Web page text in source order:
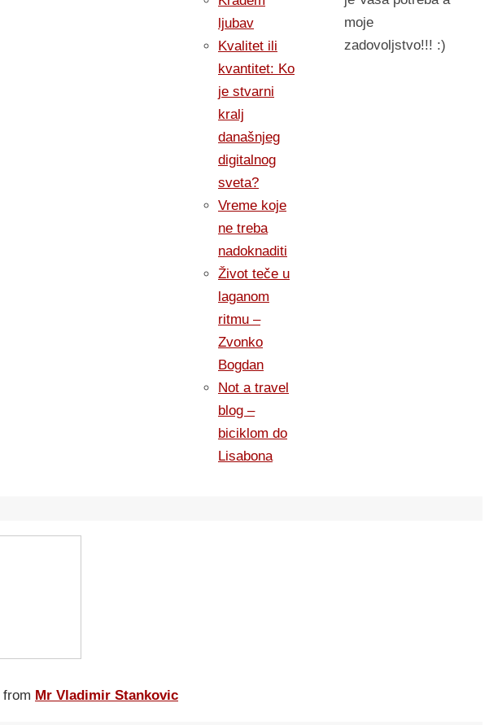
ljubav
Kvalitet ili
kvantitet: Ko
je stvarni
kralj
današnjeg
digitalnog
sveta?
Vreme koje
ne treba
nadoknaditi
Život teče u
laganom
ritmu –
Zvonko
Bogdan
Not a travel
blog –
biciklom do
Lisabona
moje
zadovoljstvo!!! :)
from Mr Vladimir Stankovic